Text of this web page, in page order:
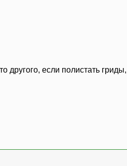
другого, если полистать